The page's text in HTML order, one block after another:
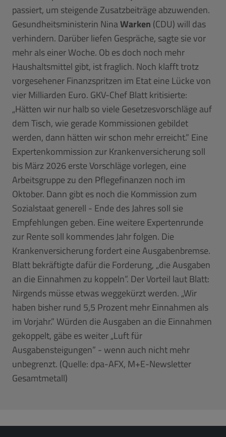
passiert, um steigende Zusatzbeiträge abzuwenden.
Gesundheitsministerin NinaWarken (CDU) will das
verhindern. Darüber liefen Gespräche, sagte sie vor
mehr als einer Woche. Ob es doch noch mehr
Haushaltsmittel gibt, ist fraglich. Noch klafft trotz
vorgesehener Finanzspritzen im Etat eine Lücke von
vier Milliarden Euro. GKV-Chef Blatt kritisierte:
„Hätten wir nur halb so viele Gesetzesvorschläge auf
dem Tisch, wie gerade Kommissionen gebildet
werden, dann hätten wir schon mehr erreicht.” Eine
Expertenkommission zur Krankenversicherung soll
bis März 2026 erste Vorschläge vorlegen, eine
Arbeitsgruppe zu den Pflegefinanzen noch im
Oktober. Dann gibt es noch die Kommission zum
Sozialstaat generell - Ende des Jahres soll sie
Empfehlungen geben. Eine weitere Expertenrunde
zur Rente soll kommendes Jahr folgen. Die
Krankenversicherung fordert eine Ausgabenbremse.
Blatt bekräftigte dafür die Forderung, „die Ausgaben
an die Einnahmen zu koppeln”. Der Vorteil laut Blatt:
Nirgends müsse etwas weggekürzt werden. „Wir
haben bisher rund 5,5 Prozent mehr Einnahmen als
im Vorjahr.” Würden die Ausgaben an die Einnahmen
gekoppelt, gäbe es weiter „Luft für
Ausgabensteigungen” - wenn auch nicht mehr
unbegrenzt. (Quelle: dpa-AFX, M+E-Newsletter
Gesamtmetall)